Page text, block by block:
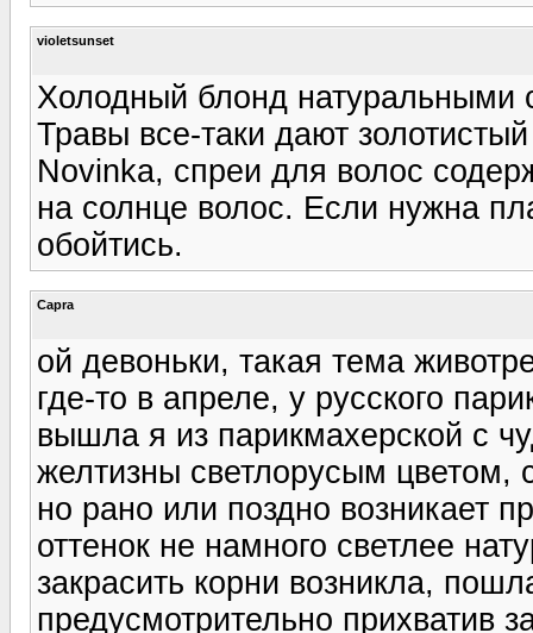
violetsunset
Холодный блонд натуральными
Травы все-таки дают золотистый
Novinka, спреи для волос
на солнце волос. Если нужна
обойтись.
Capra
ой девоньки, такая тема
где-то в апреле, у русского
вышла я из парикмахерской с
желтизны светлорусым цветом,
но рано или поздно возникает
оттенок не намного светлее
закрасить корни возникла,
предусмотрительно прихватив